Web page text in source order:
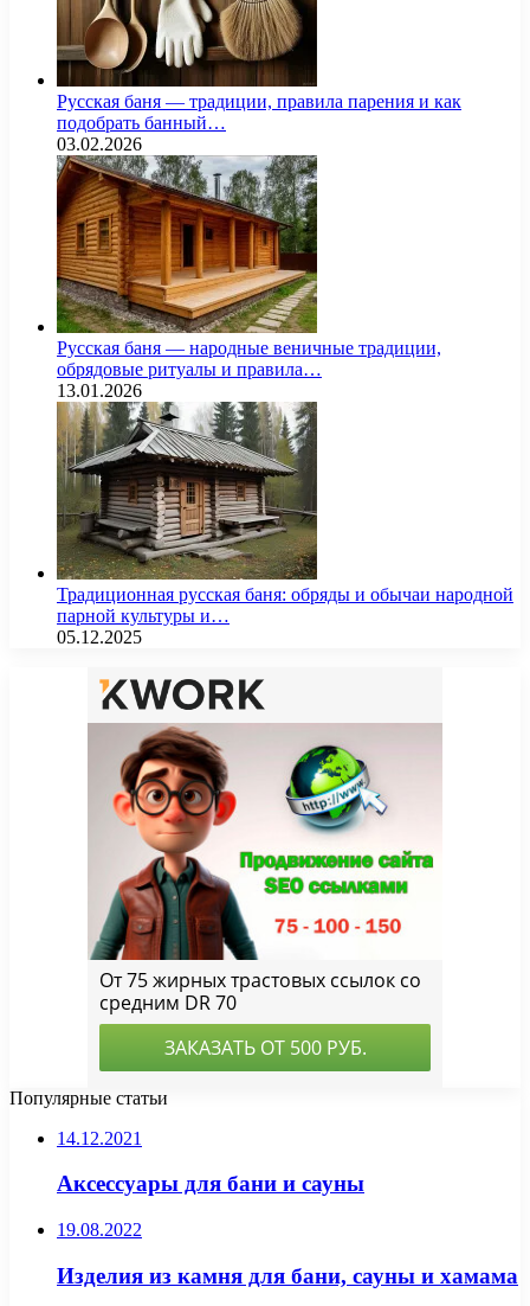
Русская баня — традиции, правила парения и как
подобрать банный…
03.02.2026
Русская баня — народные веничные традиции,
обрядовые ритуалы и правила…
13.01.2026
Традиционная русская баня: обряды и обычаи народной
парной культуры и…
05.12.2025
Популярные статьи
14.12.2021
Аксессуары для бани и сауны
19.08.2022
Изделия из камня для бани, сауны и хамама